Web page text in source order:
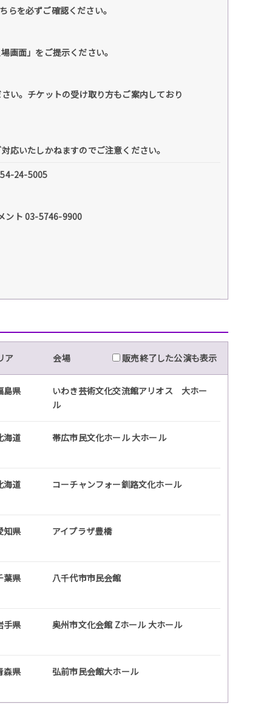
らを必ずご確認ください。
画面」をご提示ください。
い。チケットの受け取り方もご案内しており
いたしかねますのでご注意ください。
24-5005
ント 03-5746-9900
ア 会場 販売終了した公演も表示
島県
いわき芸術文化交流館アリオス 大ホー
ル
海道 帯広市民文化ホール 大ホール
海道 コーチャンフォー釧路文化ホール
知県 アイプラザ豊橋
葉県 八千代市市民会館
手県 奥州市文化会館 Zホール 大ホール
森県 弘前市民会館大ホール